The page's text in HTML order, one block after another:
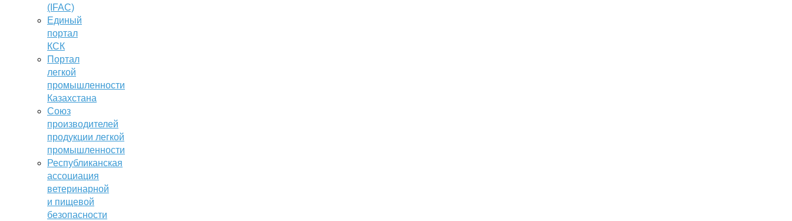
(IFAC)
Единый
портал
КСК
Портал
легкой
промышленности
Казахстана
Союз
производителей
продукции легкой
промышленности
Республиканская
ассоциация
ветеринарной
и пищевой
безопасности